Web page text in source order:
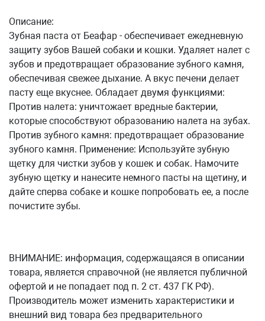
Описание:
Зубная паста от Беафар - обеспечивает ежедневную
защиту зубов Вашей собаки и кошки. Удаляет налет с
зубов и предотвращает образование зубного камня,
обеспечивая свежее дыхание. А вкус печени делает
пасту еще вкуснее. Обладает двумя функциями:
Против налета: уничтожает вредные бактерии,
которые способствуют образованию налета на зубах.
Против зубного камня: предотвращает образование
зубного камня. Применение: Используйте зубную
щетку для чистки зубов у кошек и собак. Намочите
зубную щетку и нанесите немного пасты на щетину, и
дайте сперва собаке и кошке попробовать ее, а после
почистите зубы.
ВНИМАНИЕ: информация, содержащаяся в описании
товара, является справочной (не является публичной
офертой и не попадает под п. 2 ст. 437 ГК РФ).
Производитель может изменить характеристики и
внешний вид товара без предварительного